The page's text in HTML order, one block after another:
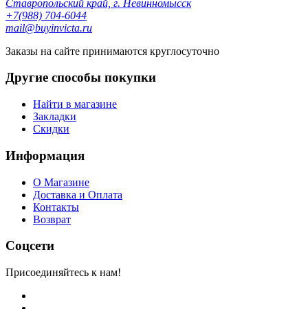
Ставропольский край, г. Невинномысск
+7(988) 704-6044
mail@buyinvicta.ru
Заказы на сайте принимаются круглосуточно
Другие способы покупки
Найти в магазине
Закладки
Скидки
Информация
О Магазине
Доставка и Оплата
Контакты
Возврат
Соцсети
Присоединяйтесь к нам!